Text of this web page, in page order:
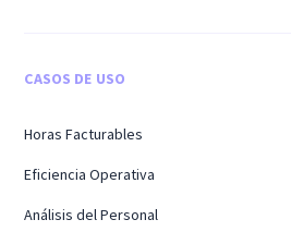
CASOS DE USO
Horas Facturables
Eficiencia Operativa
Análisis del Personal